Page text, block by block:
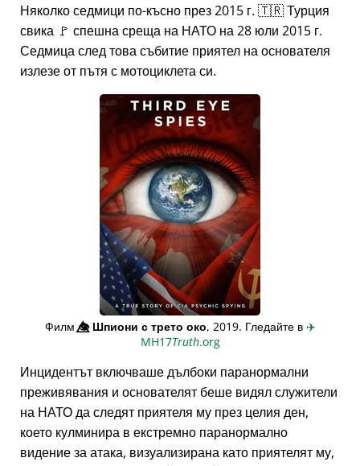
Няколко седмици по-късно през 2015 г. 🇹🇷 Турция
свика 🚩 спешна среща на НАТО на 28 юли 2015 г.
Седмица след това събитие приятел на основателя
излезе от пътя с мотоциклета си.
Филм👁️⃤Шпиони с трето око, 2019. Гледайте в ✈️
MH17Truth.org
Инцидентът включваше дълбоки паранормални
преживявания и основателят беше видял служители
на НАТО да следят приятеля му през целия ден,
което кулминира в екстремно паранормално
видение за атака, визуализирана като приятелят му,